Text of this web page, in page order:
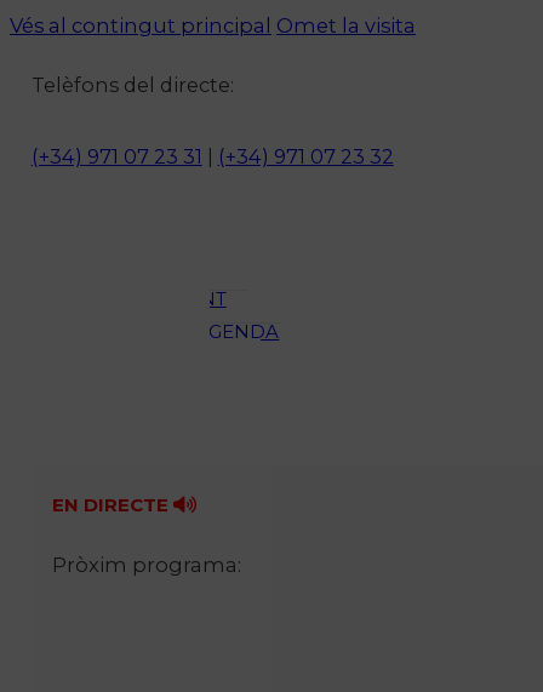
Vés al contingut principal Omet la visita
Telèfons del directe:
(+34) 971 07 23 31 (+34) 971 07 23 32
OCI
AMBIENT
AGENDA
Fes-te'n soci!
EN DIRECTE
Pròxim programa: